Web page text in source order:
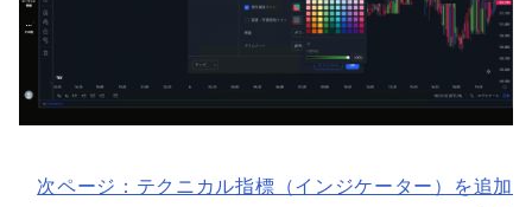
次ページ：テクニカル指標（インジケーター）を追加